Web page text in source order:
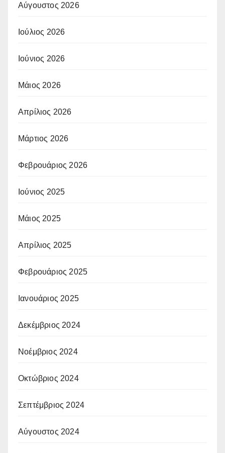
Αύγουστος 2026
Ιούλιος 2026
Ιούνιος 2026
Μάιος 2026
Απρίλιος 2026
Μάρτιος 2026
Φεβρουάριος 2026
Ιούνιος 2025
Μάιος 2025
Απρίλιος 2025
Φεβρουάριος 2025
Ιανουάριος 2025
Δεκέμβριος 2024
Νοέμβριος 2024
Οκτώβριος 2024
Σεπτέμβριος 2024
Αύγουστος 2024